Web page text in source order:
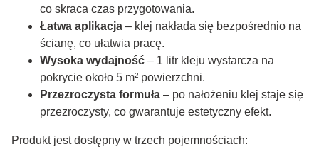
co skraca czas przygotowania.
Łatwa aplikacja – klej nakłada się bezpośrednio na
ścianę, co ułatwia pracę.
Wysoka wydajność – 1 litr kleju wystarcza na
pokrycie około 5 m² powierzchni.
Przezroczysta formuła – po nałożeniu klej staje się
przezroczysty, co gwarantuje estetyczny efekt.
Produkt jest dostępny w trzech pojemnościach: